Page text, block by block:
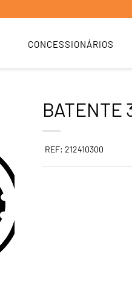
CONCESSIONÁRIOS
BATENTE
REF: 212410300